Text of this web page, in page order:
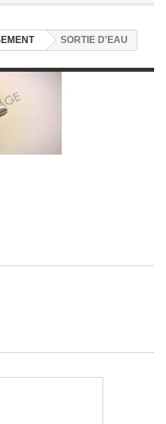
SORTIE D'EAU